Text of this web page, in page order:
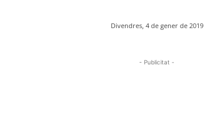
Divendres, 4 de gener de 2019
- Publicitat -